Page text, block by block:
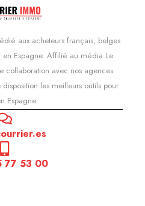
aux acheteurs français, belges
en Espagne. Affilié au média Le
collaboration avec nos agences
les meilleurs outils pour
Espagne.
77 53 00